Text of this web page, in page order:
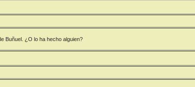
Buñuel. ¿O lo ha hecho alguien?